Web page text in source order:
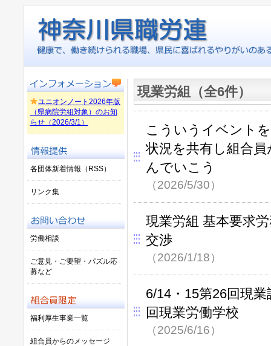
現業労組（全6件）
こういうイベント
状況を共有し組合
んでいこう
（2026/5/30）
現業労組 基本要求
交渉
（2026/1/18）
6/14・15第26回現
回現業労働学校
（2025/6/16）
ユニオンノート2026年版
（県病院労組対象）のお知
らせ（2026/3/1）
各団体新着情報（RSS）
リンク集
労働相談
ご意見・ご要望・パズル応
募など
福利厚生事業一覧
組合員からのメッセージ